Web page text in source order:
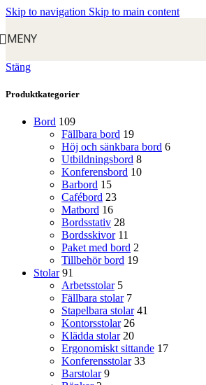
Skip to navigation Skip to main content
MENY
Stäng
Produktkategorier
Bord 109
Fällbara bord 19
Höj och sänkbara bord 6
Utbildningsbord 8
Konferensbord 10
Barbord 15
Cafébord 23
Matbord 16
Bordsstativ 28
Bordsskivor 11
Paket med bord 2
Tillbehör bord 19
Stolar 91
Arbetsstolar 5
Fällbara stolar 7
Stapelbara stolar 41
Kontorsstolar 26
Klädda stolar 20
Ergonomiskt sittande 17
Konferensstolar 33
Barstolar 9